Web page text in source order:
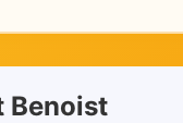
Benoist